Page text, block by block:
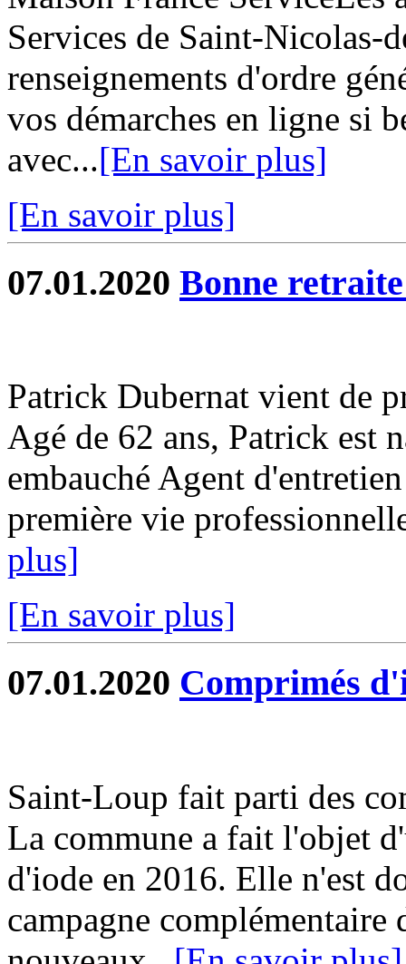
Services de Saint-Nicolas-
renseignements d'ordre
vos démarches en ligne si
avec...[En savoir plus]
[En savoir plus]
07.01.2020 Bonne
Patrick Dubernat vient de
Agé de 62 ans, Patrick est
embauché Agent
première vie
plus]
[En savoir plus]
07.01.2020 Comprimés
Saint-Loup fait parti des
La commune a fait l'objet
d'iode en 2016. Elle n'est
campagne complémentaire